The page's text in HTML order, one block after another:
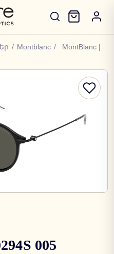
/ Montblanc /
MontBlanc |
005